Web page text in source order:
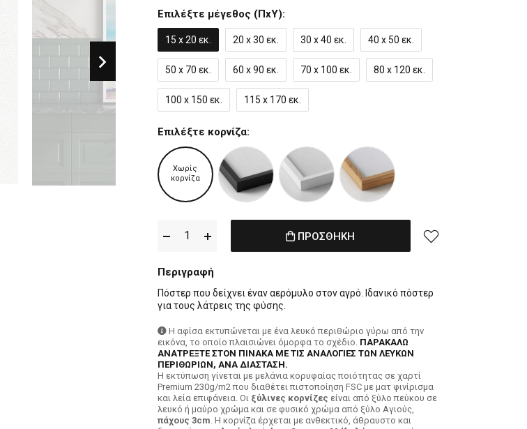
Επιλέξτε μέγεθος (ΠxΥ):
15 x 20 εκ. 20 x 30 εκ. 30 x 40 εκ. 40 x 50 εκ.
50 x 70 εκ. 60 x 90 εκ. 70 x 100 εκ. 80 x 120 εκ.
100 x 150 εκ. 115 x 170 εκ.
Επιλέξτε κορνίζα:
Χωρίς
κορνίζα
ΠΡΟΣΘΗΚΗ
Περιγραφή
Πόστερ που δείχνει έναν αερόμυλο στον αγρό. Ιδανικό πόστερ
για τους λάτρεις της φύσης.
Η αφίσα εκτυπώνεται με ένα λευκό περιθώριο γύρω από την
εικόνα, το οποίο πλαισιώνει όμορφα το σχέδιο. ΠΑΡΑΚΑΛΩ
ΑΝΑΤΡΕΞΤΕ ΣΤΟΝ ΠΙΝΑΚΑ ΜΕ ΤΙΣ ΑΝΑΛΟΓΙΕΣ ΤΩΝ ΛΕΥΚΩΝ
ΠΕΡΙΘΩΡΙΩΝ, ΑΝΑ ΔΙΑΣΤΑΣΗ.
H εκτύπωση γίνεται με μελάνια κορυφαίας ποιότητας σε χαρτί
Premium 230g/m2 που διαθέτει πιστοποίηση FSC με ματ φινίρισμα
και λεία επιφάνεια. Οι ξύλινες κορνίζες είναι από ξύλο πεύκου σε
λευκό ή μαύρο χρώμα και σε φυσικό χρώμα από ξύλο Αγιούς,
πάχους 3cm. Η κορνίζα έρχεται με ανθεκτικό, άθραυστο και